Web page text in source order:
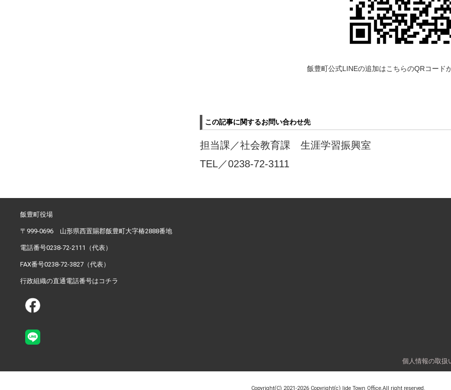
飯豊町公式LINEの追加はこちらのQRコード
この記事に関するお問い合わせ先
担当課／社会教育課 生涯学習振興室
TEL／0238-72-3111
飯豊町役場
〒999-0696 山形県西置賜郡飯豊町大字椿2888番地
電話番号0238-72-2111（代表）
FAX番号0238-72-3827（代表）
行政組織の直通電話番号はコチラ
個人情報の取扱
Copyright(C) 2021-2026 Copyright(c) Iide Town Office,All right reserved.